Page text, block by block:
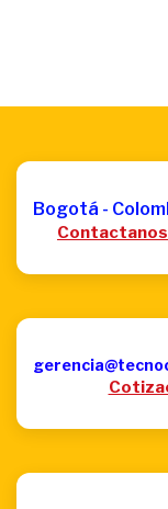
Bogotá -
Contactanos